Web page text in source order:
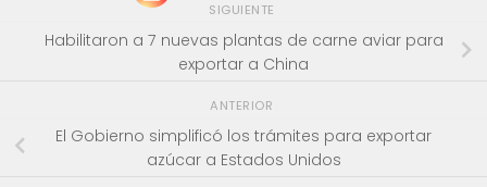
SIGUIENTE
Habilitaron a 7 nuevas plantas de carne aviar para
exportar a China
ANTERIOR
El Gobierno simplificó los trámites para exportar
azúcar a Estados Unidos